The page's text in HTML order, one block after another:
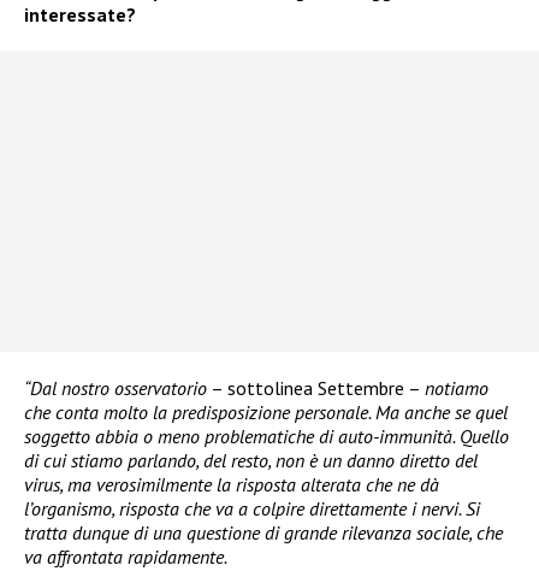
interessate?
“Dal nostro osservatorio – sottolinea Settembre – notiamo
che conta molto la predisposizione personale. Ma anche se quel
soggetto abbia o meno problematiche di auto-immunità. Quello
di cui stiamo parlando, del resto, non è un danno diretto del
virus, ma verosimilmente la risposta alterata che ne dà
l’organismo, risposta che va a colpire direttamente i nervi. Si
tratta dunque di una questione di grande rilevanza sociale, che
va affrontata rapidamente.